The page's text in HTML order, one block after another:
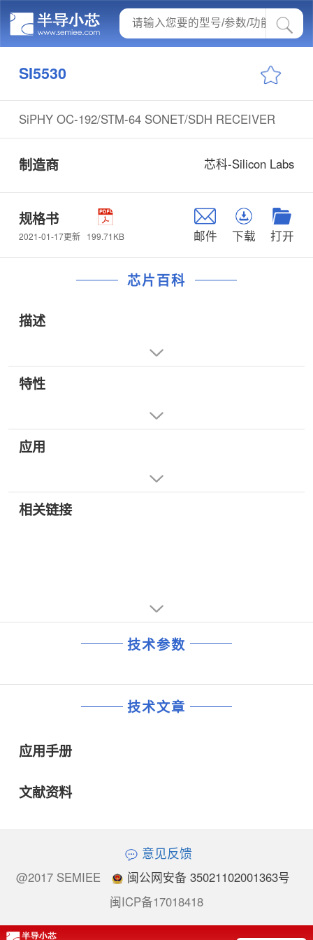
SI5530
SiPHY OC-192/STM-64 SONET/SDH RECEIVER
制造商 芯科-Silicon Labs
规格书
2021-01-17更新 199.71KB 邮件 下载 打开
芯片百科
描述
特性
应用
相关链接
技术参数
技术文章
应用手册
文献资料
意见反馈
@2017 SEMIEE
闽公网安备 35021102001363号
闽ICP备17018418